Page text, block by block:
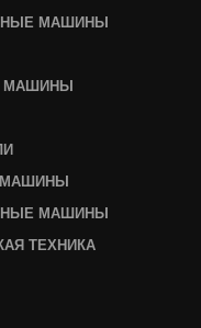
МАШИНЫ
МАШИНЫ
МАШИНЫ
ТЕХНИКА